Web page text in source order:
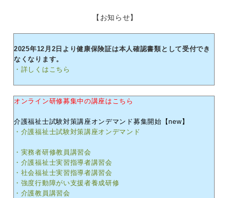
【お知らせ】
2025年12月2日より健康保険証は本人確認書類として受付でき
なくなります。
・詳しくはこちら
オンライン研修募集中の講座はこちら
介護福祉士試験対策講座オンデマンド募集開始【new】
・介護福祉士試験対策講座オンデマンド
・実務者研修教員講習会
・介護福祉士実習指導者講習会
・社会福祉士実習指導者講習会
・強度行動障がい支援者養成研修
・介護教員講習会